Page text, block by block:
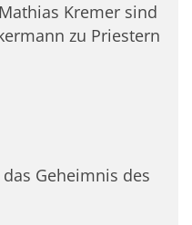
Kremer sind
zu Priestern
Geheimnis des